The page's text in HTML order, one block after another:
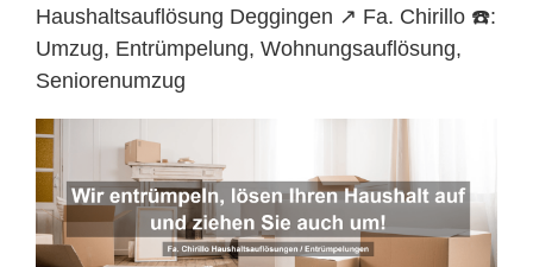
Haushaltsauflösung Deggingen ↗️ Fa. Chirillo ☎️:
Umzug, Entrümpelung, Wohnungsauflösung,
Seniorenumzug